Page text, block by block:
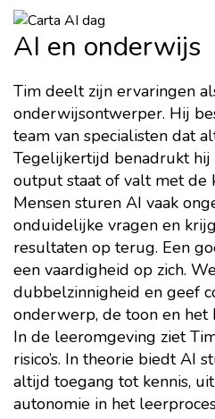
AI en onderwijs
Tim deelt zijn ervaringen
onderwijsontwerper. Hij
team van specialisten dat
Tegelijkertijd benadrukt
output staat of valt met de
Mensen sturen AI vaak
onduidelijke vragen en
resultaten op terug. Een
een vaardigheid op zich.
dubbelzinnigheid en geef
onderwerp, de toon en het
In de leeromgeving ziet
risico’s. In theorie biedt AI
altijd toegang tot kennis,
autonomie in het